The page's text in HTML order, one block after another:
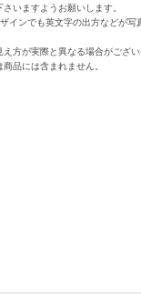
いますようお願いします。
インでも英文字の出方などが写
方が実際と異なる場合がござい
品には含まれません。